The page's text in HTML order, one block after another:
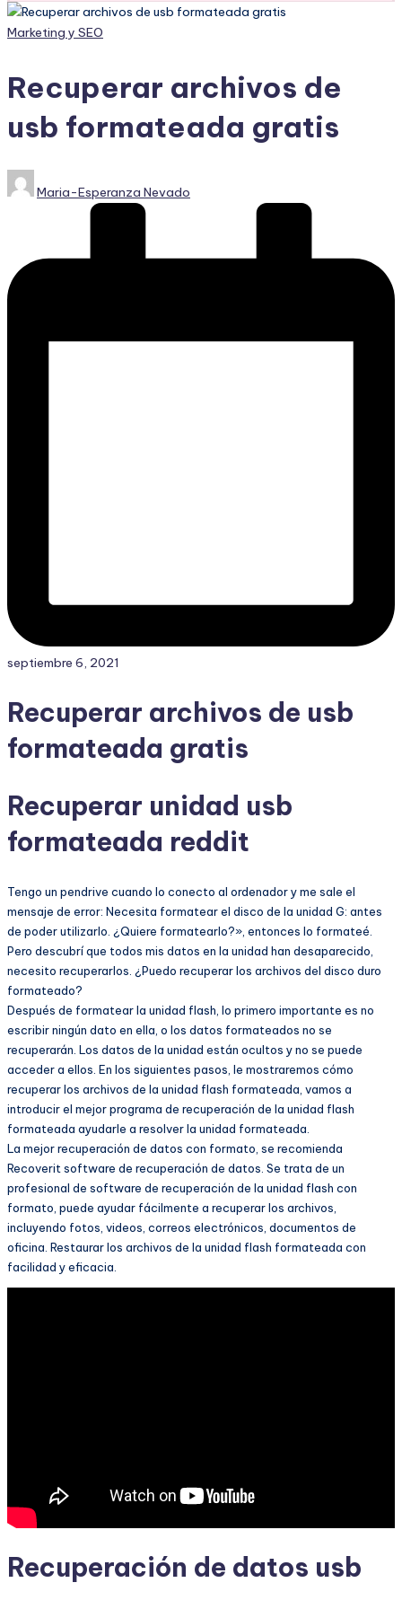
Publicado
Marketing y SEO
Recuperar archivos de
usb formateada gratis
Publicado
por
Maria-Esperanza Nevado
septiembre 6, 2021
Recuperar archivos de usb
formateada gratis
Recuperar unidad usb
formateada reddit
Tengo un pendrive cuando lo conecto al ordenador y me sale el
mensaje de error: Necesita formatear el disco de la unidad G: antes
de poder utilizarlo. ¿Quiere formatearlo?», entonces lo formateé.
Pero descubrí que todos mis datos en la unidad han desaparecido,
necesito recuperarlos. ¿Puedo recuperar los archivos del disco duro
formateado?
Después de formatear la unidad flash, lo primero importante es no
escribir ningún dato en ella, o los datos formateados no se
recuperarán. Los datos de la unidad están ocultos y no se puede
acceder a ellos. En los siguientes pasos, le mostraremos cómo
recuperar los archivos de la unidad flash formateada, vamos a
introducir el mejor programa de recuperación de la unidad flash
formateada ayudarle a resolver la unidad formateada.
La mejor recuperación de datos con formato, se recomienda
Recoverit software de recuperación de datos. Se trata de un
profesional de software de recuperación de la unidad flash con
formato, puede ayudar fácilmente a recuperar los archivos,
incluyendo fotos, videos, correos electrónicos, documentos de
oficina. Restaurar los archivos de la unidad flash formateada con
facilidad y eficacia.
Recuperación de datos usb